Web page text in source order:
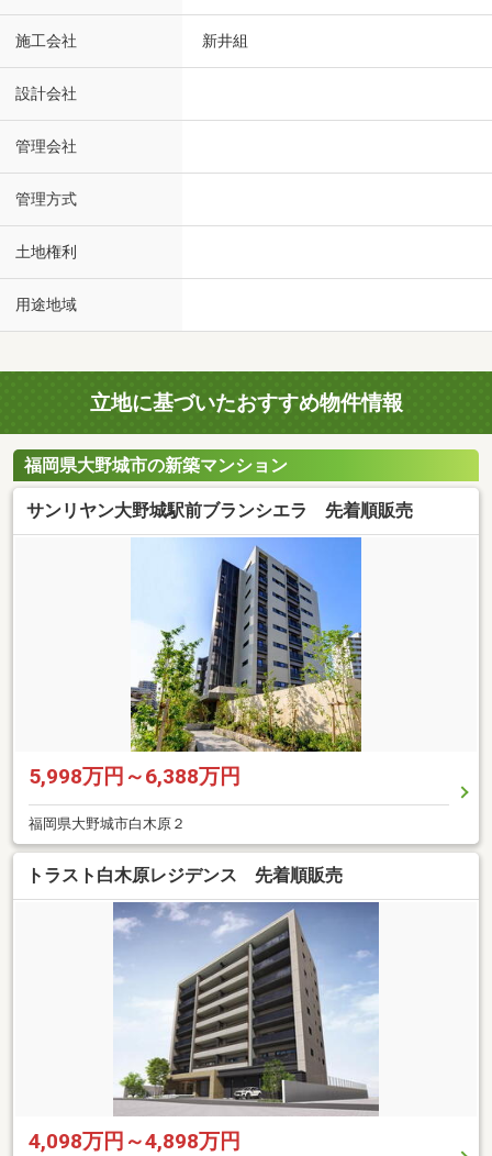
施工会社 新井組
設計会社
管理会社
管理方式
土地権利
用途地域
立地に基づいたおすすめ物件情報
福岡県大野城市の新築マンション
サンリヤン大野城駅前ブランシエラ 先着順販売
5,998万円～6,388万円
福岡県大野城市白木原２
トラスト白木原レジデンス 先着順販売
4,098万円～4,898万円